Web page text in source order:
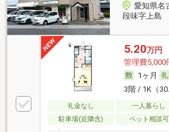
愛知県名
段味字上島
5.20万円
管理費5,000
1ヶ月
3階 / 1K（
礼金なし 一人暮らし
駐車場(近隣含)
ペット相談可